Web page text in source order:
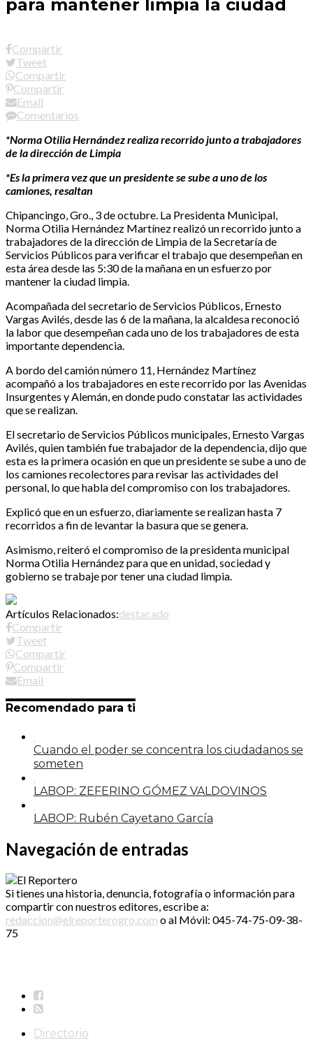
para mantener limpia la ciudad
Compartir
Tweet
Compartir
Compartir
Email
Comentarios
*Norma Otilia Hernández realiza recorrido junto a trabajadores
de la dirección de Limpia
*Es la primera vez que un presidente se sube a uno de los
camiones, resaltan
Chipancingo, Gro., 3 de octubre. La Presidenta Municipal,
Norma Otilia Hernández Martínez realizó un recorrido junto a
trabajadores de la dirección de Limpia de la Secretaría de
Servicios Públicos para verificar el trabajo que desempeñan en
esta área desde las 5:30 de la mañana en un esfuerzo por
mantener la ciudad limpia.
Acompañada del secretario de Servicios Públicos, Ernesto
Vargas Avilés, desde las 6 de la mañana, la alcaldesa reconoció
la labor que desempeñan cada uno de los trabajadores de esta
importante dependencia.
A bordo del camión número 11, Hernández Martínez
acompañó a los trabajadores en este recorrido por las Avenidas
Insurgentes y Alemán, en donde pudo constatar las actividades
que se realizan.
El secretario de Servicios Públicos municipales, Ernesto Vargas
Avilés, quien también fue trabajador de la dependencia, dijo que
esta es la primera ocasión en que un presidente se sube a uno de
los camiones recolectores para revisar las actividades del
personal, lo que habla del compromiso con los trabajadores.
Explicó que en un esfuerzo, diariamente se realizan hasta 7
recorridos a fin de levantar la basura que se genera.
Asimismo, reiteró el compromiso de la presidenta municipal
Norma Otilia Hernández para que en unidad, sociedad y
gobierno se trabaje por tener una ciudad limpia.
Artículos Relacionados:destacado
Compartir
Tweet
Compartir
Compartir
Email
Recomendado para ti
Cuando el poder se concentra los ciudadanos se
someten
LABOP: ZEFERINO GÓMEZ VALDOVINOS
LABOP: Rubén Cayetano García
Navegación de entradas
Si tienes una historia, denuncia, fotografía o información para
compartir con nuestros editores, escribe a:
redaccion@elreporterogro.com o al Móvil: 045-74-75-09-38-
75
Directorio